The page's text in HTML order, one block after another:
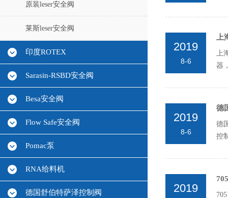
原装leser安全阀
莱斯leser安全阀
印度ROTEX
Sarasin-RSBD安全阀
Besa安全阀
Flow Safe安全阀
Pomac泵
RNA给料机
德国舒伯特萨泽控制阀
2019
8-6
上
器
2019
8-6
德
德
控
2019